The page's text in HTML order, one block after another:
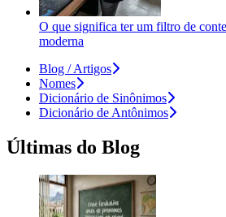
O que significa ter um filtro de
moderna
Blog / Artigos
Nomes
Dicionário de Sinônimos
Dicionário de Antônimos
Últimas do Blog